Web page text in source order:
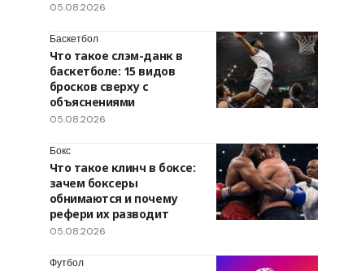
05.08.2026
Баскетбол
Что такое слэм-данк в
баскетболе: 15 видов
бросков сверху с
объяснениями
05.08.2026
Бокс
Что такое клинч в боксе:
зачем боксеры
обнимаются и почему
рефери их разводит
05.08.2026
Футбол